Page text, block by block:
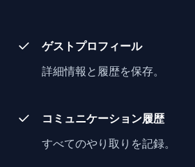
ゲストプロフィール
詳細情報と履歴を保存。
コミュニケーション履歴
すべてのやり取りを記録。